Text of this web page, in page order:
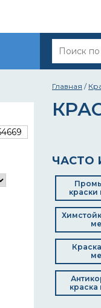
Главная /
ЧАСТО
краски
краска